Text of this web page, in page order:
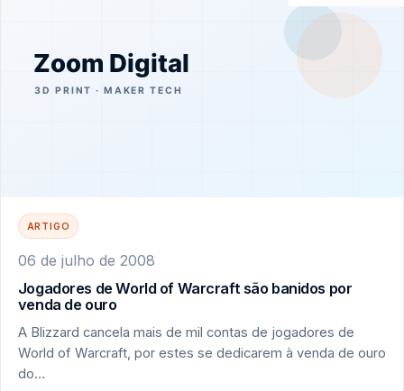
ARTIGO
06 de julho de 2008
Jogadores de World of Warcraft são banidos por
venda de ouro
A Blizzard cancela mais de mil contas de jogadores de
World of Warcraft, por estes se dedicarem à venda de ouro
do…